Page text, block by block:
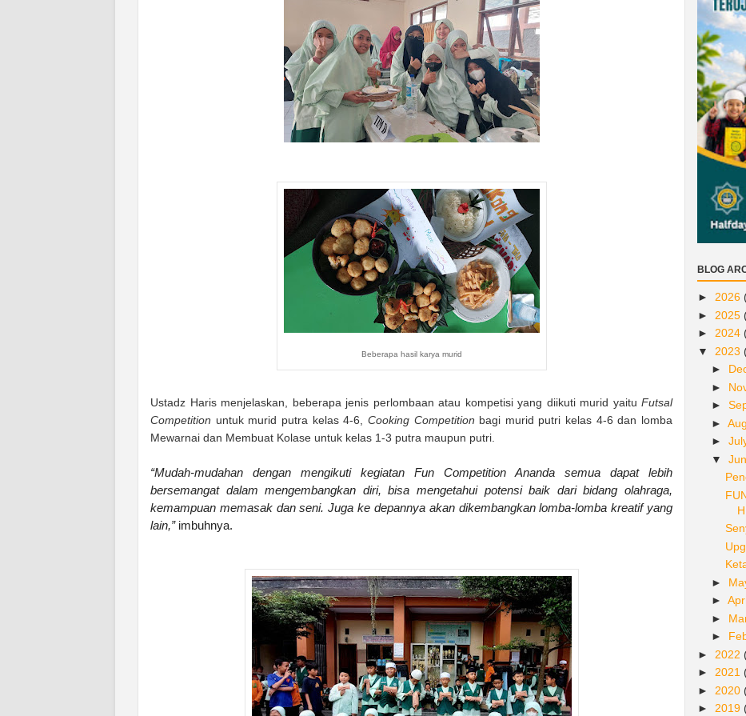
Beberapa hasil karya murid
Ustadz Haris menjelaskan, beberapa jenis perlombaan atau kompetisi yang diikuti murid yaitu Futsal
Competition untuk murid putra kelas 4-6, Cooking Competition bagi murid putri kelas 4-6 dan lomba
Mewarnai dan Membuat Kolase untuk kelas 1-3 putra maupun putri.
“Mudah-mudahan dengan mengikuti kegiatan Fun Competition Ananda semua dapat lebih
bersemangat dalam mengembangkan diri, bisa mengetahui potensi baik dari bidang olahraga,
kemampuan memasak dan seni. Juga ke depannya akan dikembangkan lomba-lomba kreatif yang
lain,”imbuhnya.
BLOG
► 2026
► 2025
► 2024
▼ 2023
►
►
►
►
►
▼
►
►
►
►
► 2022
► 2021
► 2020
► 2019